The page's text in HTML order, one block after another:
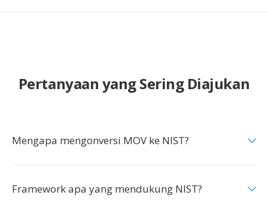
Pertanyaan yang Sering Diajukan
Mengapa mengonversi MOV ke NIST?
Framework apa yang mendukung NIST?